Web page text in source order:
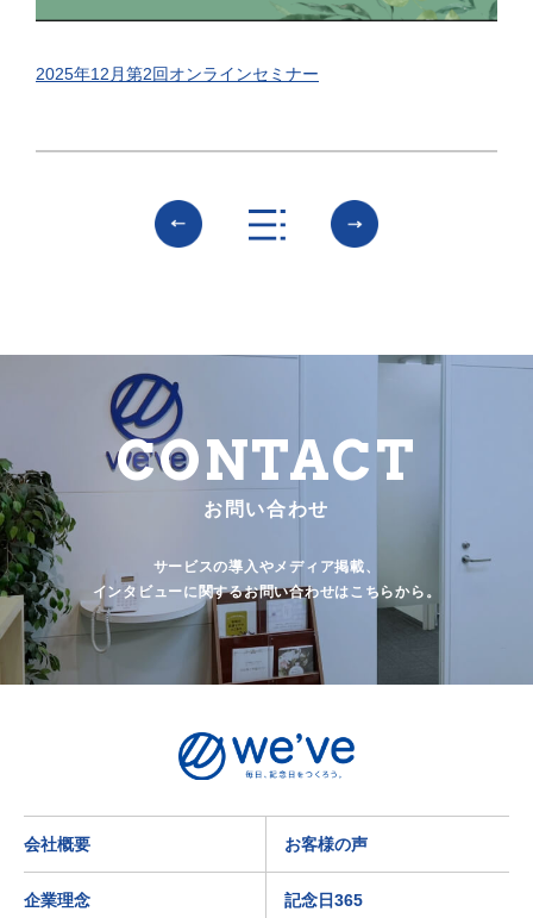
2025年12月第2回オンラインセミナー
CONTACT
お問い合わせ
サービスの導入やメディア掲載、
インタビューに関するお問い合わせはこちらから。
会社概要 お客様の声
企業理念 記念日365